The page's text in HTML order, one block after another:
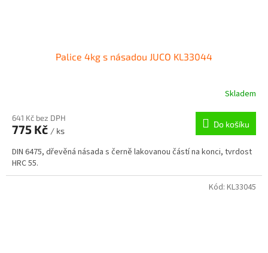
Palice 4kg s násadou JUCO KL33044
Skladem
641 Kč bez DPH
775 Kč / ks
Do košíku
DIN 6475, dřevěná násada s černě lakovanou částí na konci, tvrdost
HRC 55.
Kód: KL33045